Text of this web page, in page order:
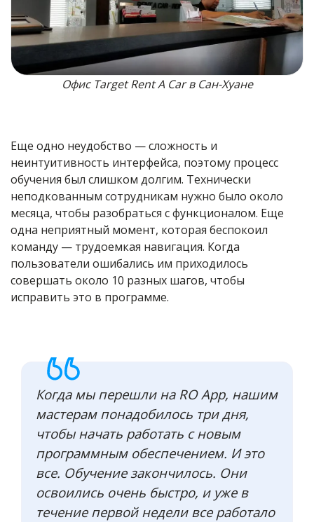
Офис Target Rent A Car в Сан-Хуане
Еще одно неудобство — сложность и
неинтуитивность интерфейса, поэтому процесс
обучения был слишком долгим. Технически
неподкованным сотрудникам нужно было около
месяца, чтобы разобраться с функционалом. Еще
одна неприятный момент, которая беспокоил
команду — трудоемкая навигация. Когда
пользователи ошибались им приходилось
совершать около 10 разных шагов, чтобы
исправить это в программе.
Когда мы перешли на RO App, нашим
мастерам понадобилось три дня,
чтобы начать работать с новым
программным обеспечением. И это
все. Обучение закончилось. Они
освоились очень быстро, и уже в
течение первой недели все работало